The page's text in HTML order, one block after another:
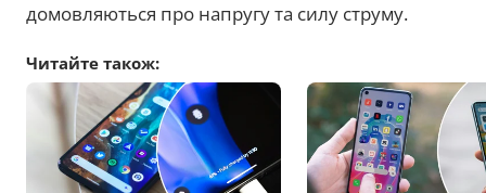
домовляються про напругу та силу струму.
Читайте також: